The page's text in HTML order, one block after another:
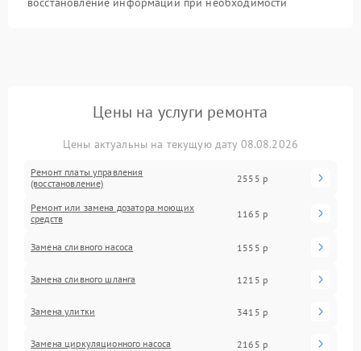
Цены на услуги ремонта
Цены актуальны на текущую дату 08.08.2026
Ремонт платы управления
(восстановление)
2555 р
Ремонт или замена дозатора моющих
средств
1165 р
Замена сливного насоса 1555 р
Замена сливного шланга 1215 р
Замена улитки 3415 р
Замена циркуляционного насоса 2165 р